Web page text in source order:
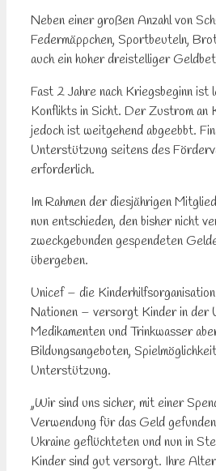
Neben einer großen Anzahl von
Federmäppchen, Sportbeuteln,
auch ein hoher dreistelliger
Fast 2 Jahre nach Kriegsbeginn ist
Konflikts in Sicht. Der Zustrom an
jedoch ist weitgehend abgeebbt.
Unterstützung seitens des
erforderlich.
Im Rahmen der diesjährigen
nun entschieden, den bisher nicht
zweckgebunden gespendeten
übergeben.
Unicef – die
Nationen – versorgt Kinder in der
Medikamenten und Trinkwasser
Bildungsangeboten,
Unterstützung.
„Wir sind uns sicher, mit einer
Verwendung für das Geld
Ukraine geflüchteten und nun in
Kinder sind gut versorgt. Ihre